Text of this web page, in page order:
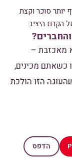
יותר סוכר וקצת
הקרם היציב.
מאכזבת –
כשאתם מכינים,
הזו הולכת
הדפס